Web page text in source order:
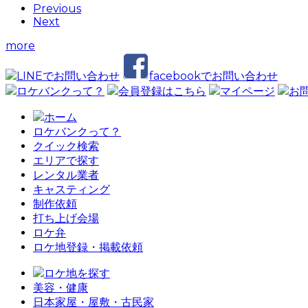
Previous
Next
more
LINEでお問い合わせ
facebookでお問い合わせ
ロケバンクって？
会員登録はこちら マイページ
お
ホーム
ロケバンクって？
クイック検索
エリアで探す
レンタル業者
キャスティング
制作依頼
打ち上げ会場
ロケ弁
ロケ地登録・掲載依頼
ロケ地を探す
美容・健康
日本家屋・屋敷・古民家